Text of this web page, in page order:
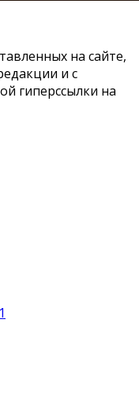
на сайте,
и с
гиперссылки на